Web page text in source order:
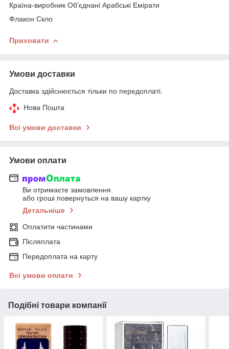
Країна-виробник Об'єднані Арабські Емірати
Флакон Скло
Приховати
Умови доставки
Доставка здійснюється тільки по передоплаті.
Нова Пошта
Всі умови доставки
Умови оплати
Ви отримаєте замовлення
або гроші повернуться на вашу картку
Детальніше
Оплатити частинами
Післяплата
Передоплата на карту
Всі умови оплати
Подібні товари компанії